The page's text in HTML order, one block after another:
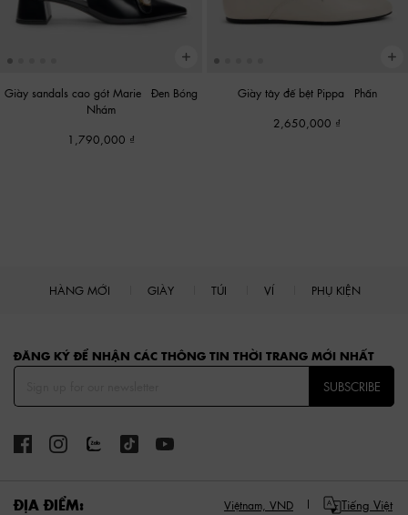
Giày sandals cao gót Marie
Đen Bóng
Nhám
1,790,000
Giày tây đế bệt Pippa
Phấn
2,650,000
HÀNG MỚI GIÀY TÚI VÍ PHỤ KIỆN
ĐĂNG KÝ ĐỂ NHẬN CÁC THÔNG TIN THỜI TRANG MỚI NHẤT
SUBSCRIBE
ĐỊA ĐIỂM: Việtnam, VND Tiếng Việt